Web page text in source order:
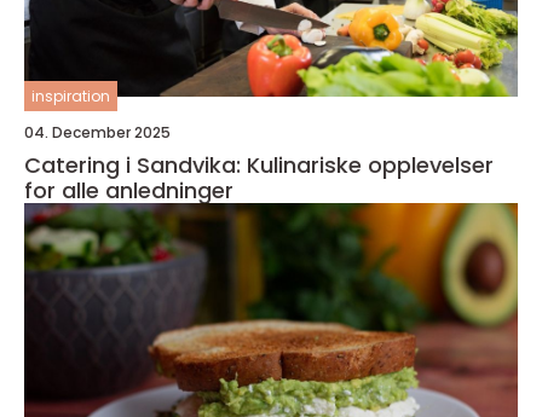
inspiration
04. December 2025
Catering i Sandvika: Kulinariske opplevelser
for alle anledninger